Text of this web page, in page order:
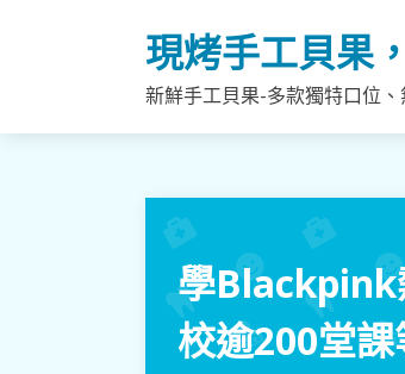
現烤手工貝果
新鮮手工貝果-多款獨特口位
學Blackpink
校逾200堂